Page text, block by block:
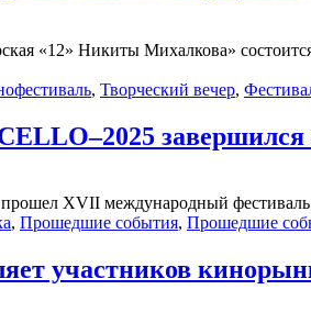
«12» Никиты Михалкова»
, Творческий вечер,
XVII международный
, Прошедшие события, Прошедшие
участников